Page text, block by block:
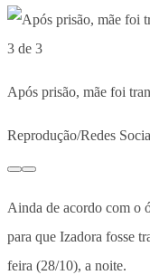
3 de 3
Após prisão, mãe foi
Reprodução/Redes
Ainda de acordo com o
para que Izadora fosse
feira (28/10), a noite.